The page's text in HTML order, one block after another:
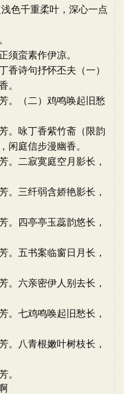
色千重柔叶，深心一点
须蛮素作伊凉。
香诗句抒怀丕夫（一）
。
。（二）鸡鸣唤起旧愁
。咏丁香紫竹斋（限韵
闲庭信步漫幽香。
。二寂寞庭空月影长，
。三纤弱含娇艳影长，
。四亭亭玉蕊韵悠长，
。五书案临窗日月长，
。六亲密伊人别去长，
。七鸡鸣唤起旧愁长，
。八青根嫩叶树枝长，
。